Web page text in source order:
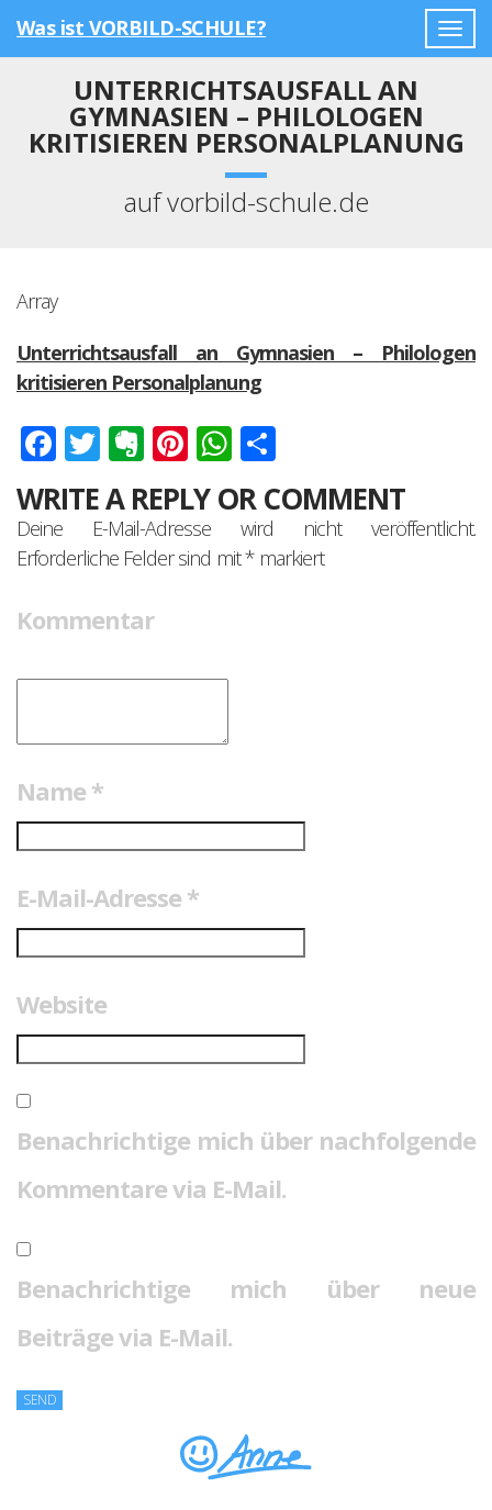
Was ist VORBILD-SCHULE?
UNTERRICHTSAUSFALL AN
GYMNASIEN – PHILOLOGEN
KRITISIEREN PERSONALPLANUNG
auf vorbild-schule.de
Array
Unterrichtsausfall an Gymnasien – Philologen
kritisieren Personalplanung
Facebook
Twitter
Evernote
Pinterest
WhatsApp
WRITE A REPLY OR COMMENT
Deine E-Mail-Adresse wird nicht veröffentlicht.
Erforderliche Felder sind mit*markiert
Kommentar
Name *
E-Mail-Adresse *
Website
Benachrichtige mich über nachfolgende
Kommentare via E-Mail.
Benachrichtige mich über neue
Beiträge via E-Mail.